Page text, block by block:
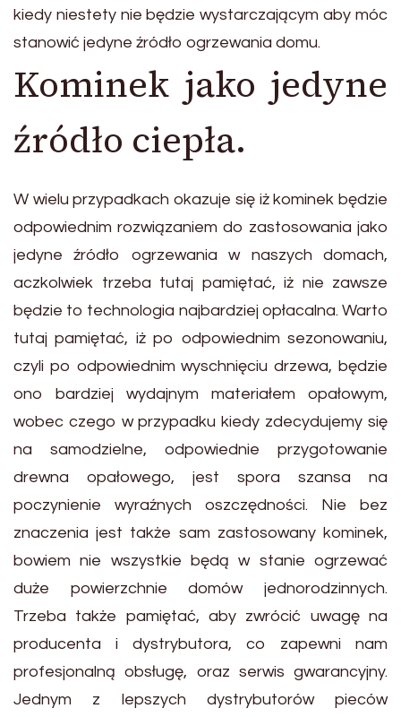
kiedy niestety nie będzie wystarczającym aby móc
stanowić jedyne źródło ogrzewania domu.
Kominek jako jedyne
źródło ciepła.
W wielu przypadkach okazuje się iż kominek będzie
odpowiednim rozwiązaniem do zastosowania jako
jedyne źródło ogrzewania w naszych domach,
aczkolwiek trzeba tutaj pamiętać, iż nie zawsze
będzie to technologia najbardziej opłacalna. Warto
tutaj pamiętać, iż po odpowiednim sezonowaniu,
czyli po odpowiednim wyschnięciu drzewa, będzie
ono bardziej wydajnym materiałem opałowym,
wobec czego w przypadku kiedy zdecydujemy się
na samodzielne, odpowiednie przygotowanie
drewna opałowego, jest spora szansa na
poczynienie wyraźnych oszczędności. Nie bez
znaczenia jest także sam zastosowany kominek,
bowiem nie wszystkie będą w stanie ogrzewać
duże powierzchnie domów jednorodzinnych.
Trzeba także pamiętać, aby zwrócić uwagę na
producenta i dystrybutora, co zapewni nam
profesjonalną obsługę, oraz serwis gwarancyjny.
Jednym z lepszych dystrybutorów pieców